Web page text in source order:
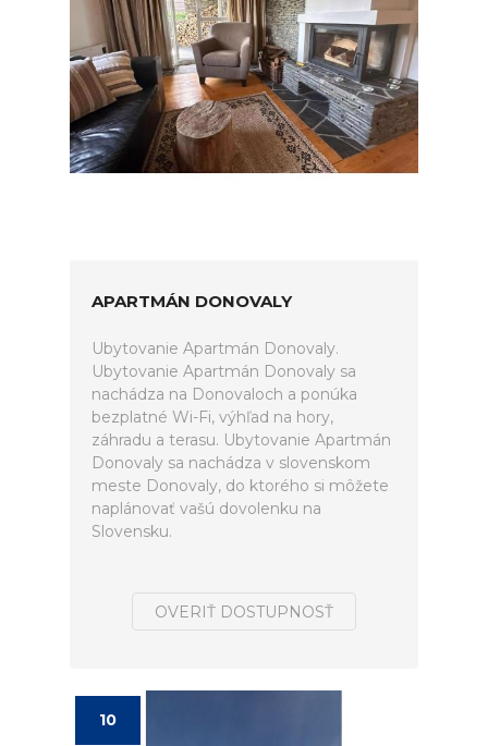
APARTMÁN DONOVALY
Ubytovanie Apartmán Donovaly.
Ubytovanie Apartmán Donovaly sa
nachádza na Donovaloch a ponúka
bezplatné Wi-Fi, výhľad na hory,
záhradu a terasu. Ubytovanie Apartmán
Donovaly sa nachádza v slovenskom
meste Donovaly, do ktorého si môžete
naplánovať vašú dovolenku na
Slovensku.
OVERIŤ DOSTUPNOSŤ
10